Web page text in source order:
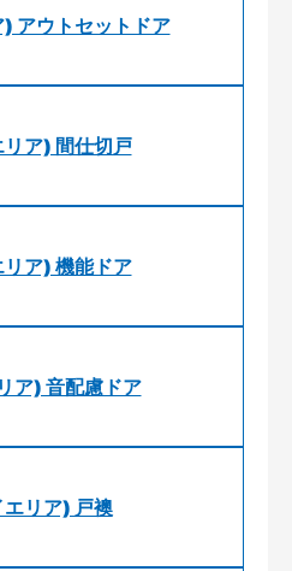
アウトセットドア
ア) 間仕切戸
ア) 機能ドア
ア) 音配慮ドア
リア) 戸襖